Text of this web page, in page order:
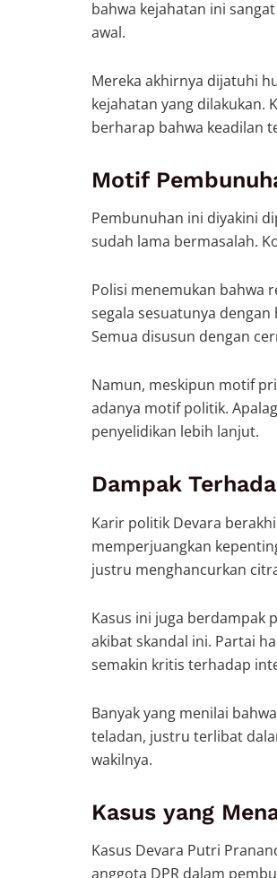
bahwa kejahatan ini
awal.
Mereka akhirnya dijatuhi
kejahatan yang dilakukan.
berharap bahwa keadilan
Motif
Pembunuhan ini diyakini
sudah lama bermasalah.
Polisi menemukan bahwa
segala sesuatunya
Semua disusun dengan
Namun, meskipun motif
adanya motif politik.
penyelidikan lebih lanjut.
Dampak
Karir politik Devara
memperjuangkan
justru menghancurkan
Kasus ini juga berdampak
akibat skandal ini. Partai
semakin kritis terhadap
Banyak yang menilai
teladan, justru terlibat
wakilnya.
Kasus yang
Kasus Devara Putri
anggota DPR dalam